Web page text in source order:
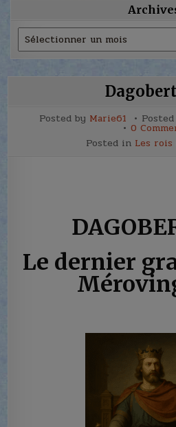
Archives
Posted by Marie61
0
Posted in Les rois
Le dernier